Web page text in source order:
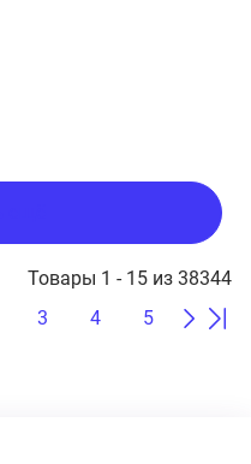
Товары 1 - 15 из 38344
3 4 5